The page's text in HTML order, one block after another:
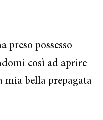
preso possesso
così ad aprire
mia bella prepagata